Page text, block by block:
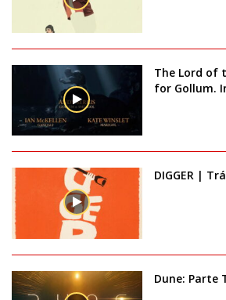
The Lord of
for Gollum.
DIGGER |
Dune: Parte